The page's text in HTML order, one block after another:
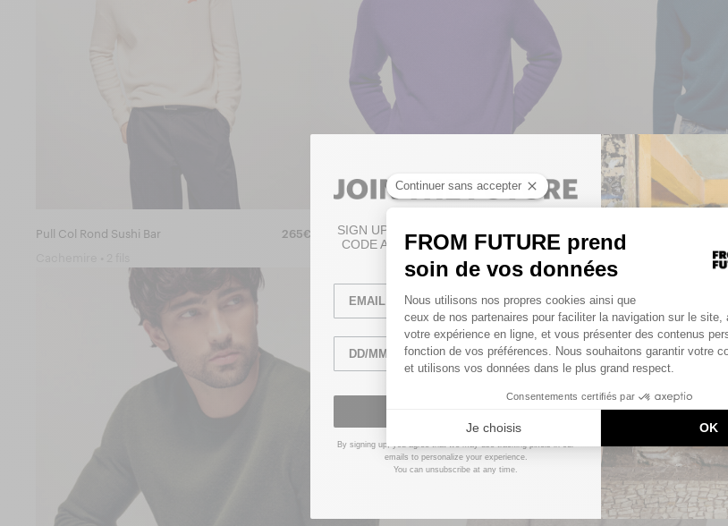
Pull Col Rond Sushi Bar 265€ Pull Col Rond 255€ Pull Col Rond
SIGN UP TO UNLOCK YOUR PERSONAL
CODE ANDGET 10% OFF YOUR FIRST
ORDER
By signing up, you agree that we may use tracking pixels in our
emails to personalize your experience.
You can unsubscribe at any time.